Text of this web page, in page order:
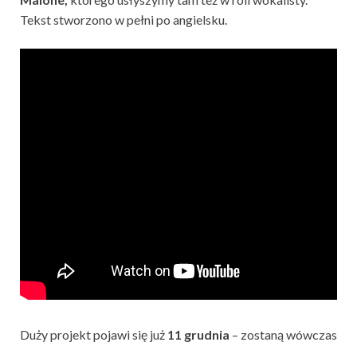
Tekst stworzono w pełni po angielsku.
Duży projekt pojawi się już 11 grudnia – zostaną wówczas